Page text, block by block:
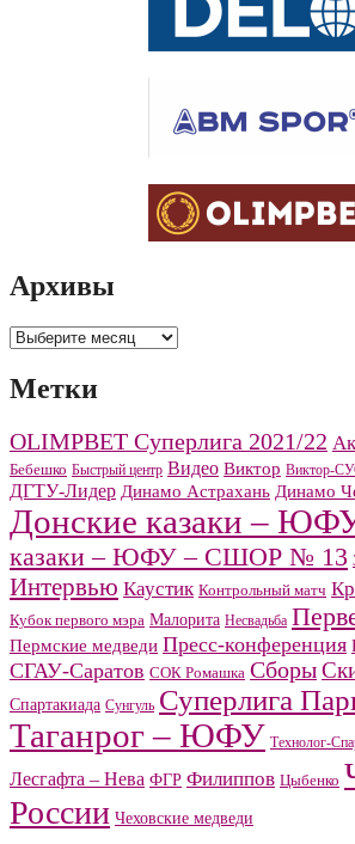
Архивы
Архивы
Метки
OLIMPBET Суперлига 2021/22
Бебешко Быстрый центр Видео Виктор Виктор-
ДГТУ-Лидер Динамо Астрахань Динамо
Донские казаки –
казаки – ЮФУ – СШОР № 13
Интервью Каустик Контрольный матч
Кубок первого мэра Малорита Несвадьба
Пермские медведи Пресс-конференция
СГАУ-Саратов СОК Ромашка Сборы
Спартакиада Сунгуль Суперлига
Таганрог – ЮФУ Технолог-
Лесгафта – Нева ФГР Филиппов Цыбенко
России Чеховские медведи